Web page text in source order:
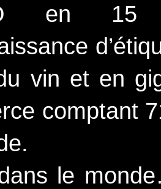
en 15
vin et en
comptant
le